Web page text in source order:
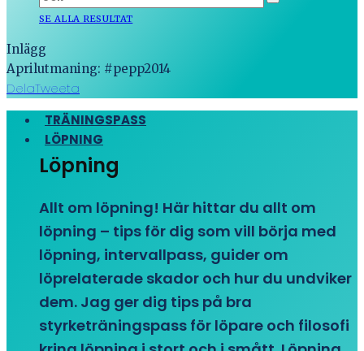
SE ALLA RESULTAT
Inlägg
Aprilutmaning: #pepp2014
DelaTweeta
TRÄNINGSPASS
LÖPNING
Löpning
Allt om löpning! Här hittar du allt om
löpning – tips för dig som vill börja med
löpning, intervallpass, guider om
löprelaterade skador och hur du undviker
dem. Jag ger dig tips på bra
styrketräningspass för löpare och filosofi